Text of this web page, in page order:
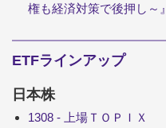
権も経済対策で後押し～』
ETFラインアップ
日本株
1308 - 上場ＴＯＰＩＸ